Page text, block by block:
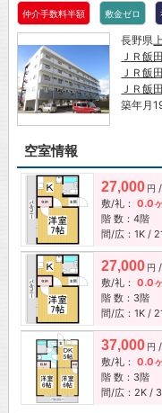
仲介手数料半額 敷金ゼロ
長野県
ＪＲ飯
ＪＲ飯
ＪＲ飯
築年月
空室情報
27,000 円
敷/礼： 0.0
階 数：4階
間/広：1K /
27,000 円
敷/礼： 0.0
階 数：3階
間/広：1K /
37,000 円
敷/礼： 0.0
階 数：3階
間/広：2K /